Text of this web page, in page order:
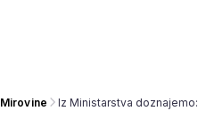
Mirovine